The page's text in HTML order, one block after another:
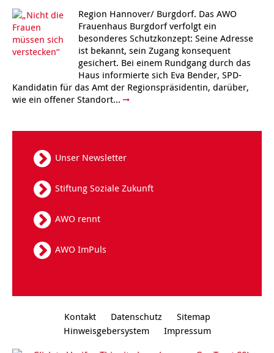
Region Hannover/ Burgdorf. Das AWO
Frauenhaus Burgdorf verfolgt ein
besonderes Schutzkonzept: Seine Adresse
ist bekannt, sein Zugang konsequent
gesichert. Bei einem Rundgang durch das
Haus informierte sich Eva Bender, SPD-
Kandidatin für das Amt der Regionspräsidentin, darüber,
wie ein offener Standort...
Unser Newsletter
Stiftung Soziale Zukunft
AWO rennt
AWO ImPuls
Kontakt Datenschutz
Sitemap
Hinweisgebersystem
Impressum